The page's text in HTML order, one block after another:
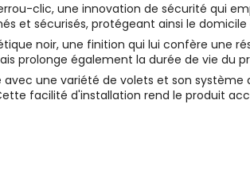
clic, une innovation de sécurité qui
et sécurisés, protégeant ainsi le
noir, une finition qui lui confère une
prolonge également la durée de vie du
une variété de volets et son
facilité d'installation rend le produit